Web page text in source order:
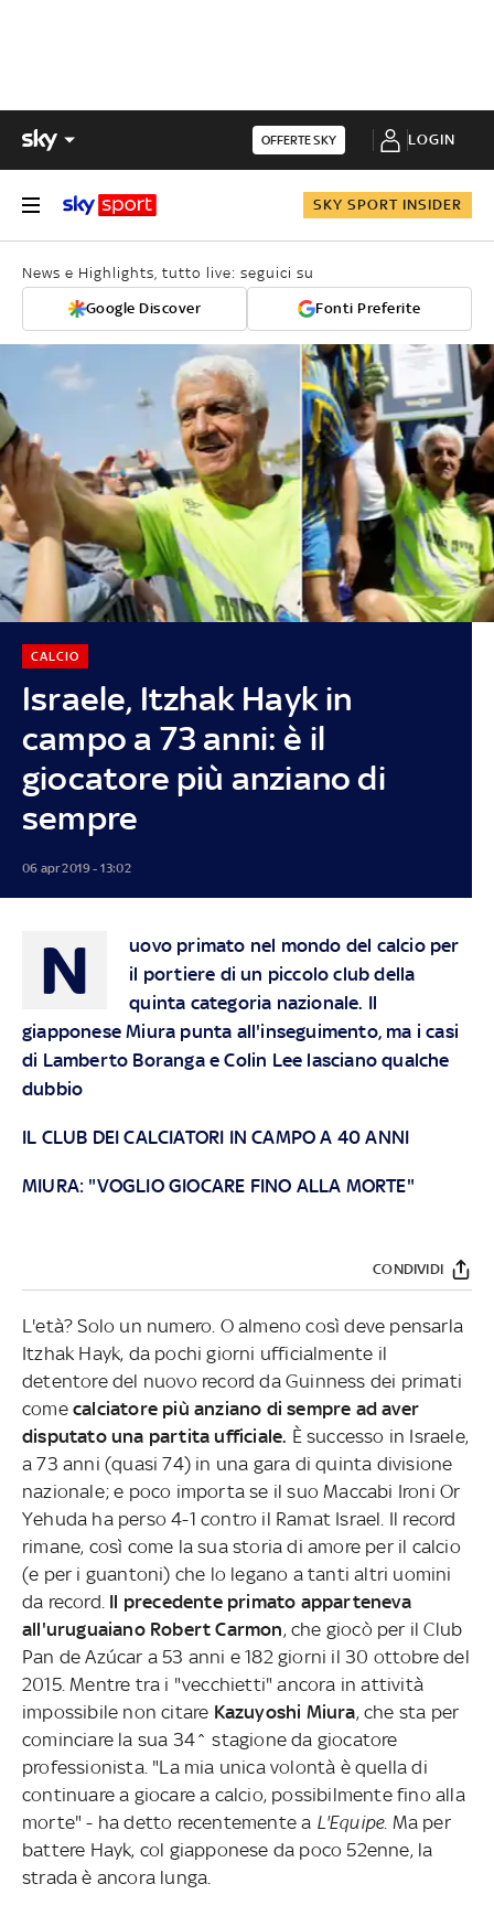
OFFERTE SKY LOGIN
SKY SPORT INSIDER
News e Highlights, tutto live: seguici su
Google Discover Fonti Preferite
Israele, Itzhak Hayk in
campo a 73 anni: è il
giocatore più anziano di
sempre
CALCIO
06 apr 2019 - 13:02
N
uovo primato nel mondo del calcio per
il portiere di un piccolo club della
quinta categoria nazionale. Il
giapponese Miura punta all'inseguimento, ma i casi
di Lamberto Boranga e Colin Lee lasciano qualche
dubbio
IL CLUB DEI CALCIATORI IN CAMPO A 40 ANNI
MIURA: "VOGLIO GIOCARE FINO ALLA MORTE"
CONDIVIDI
L'età? Solo un numero. O almeno così deve pensarla
Itzhak Hayk, da pochi giorni ufficialmente il
detentore del nuovo record da Guinness dei primati
come calciatore più anziano di sempre ad aver
disputato una partita ufficiale. È successo in Israele,
a 73 anni (quasi 74) in una gara di quinta divisione
nazionale; e poco importa se il suo Maccabi Ironi Or
Yehuda ha perso 4-1 contro il Ramat Israel. Il record
rimane, così come la sua storia di amore per il calcio
(e per i guantoni) che lo legano a tanti altri uomini
da record. Il precedente primato apparteneva
all'uruguaiano Robert Carmon, che giocò per il Club
Pan de Azúcar a 53 anni e 182 giorni il 30 ottobre del
2015. Mentre tra i "vecchietti" ancora in attività
impossibile non citare Kazuyoshi Miura, che sta per
cominciare la sua 34^ stagione da giocatore
professionista. "La mia unica volontà è quella di
continuare a giocare a calcio, possibilmente fino alla
morte" - ha detto recentemente a L'Equipe. Ma per
battere Hayk, col giapponese da poco 52enne, la
strada è ancora lunga.